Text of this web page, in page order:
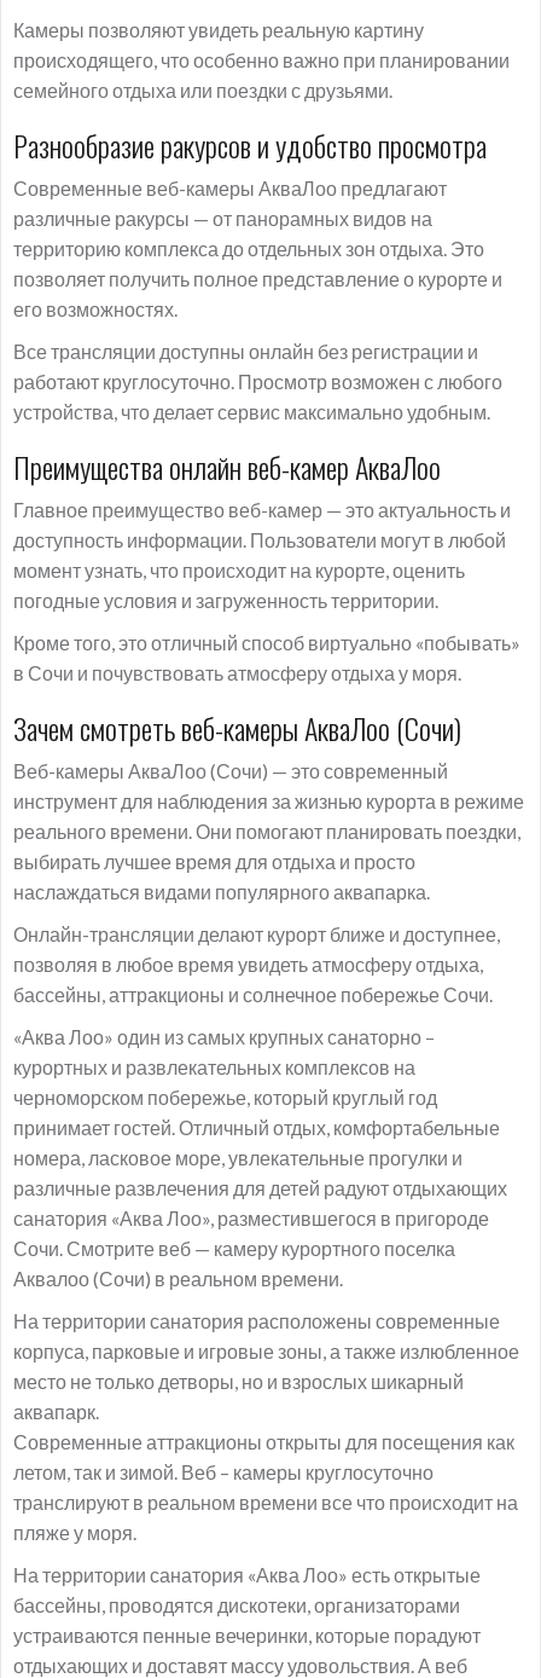
Камеры позволяют увидеть реальную картину
происходящего, что особенно важно при планировании
семейного отдыха или поездки с друзьями.
Разнообразие ракурсов и удобство просмотра
Современные веб-камеры АкваЛоо предлагают
различные ракурсы — от панорамных видов на
территорию комплекса до отдельных зон отдыха. Это
позволяет получить полное представление о курорте и
его возможностях.
Все трансляции доступны онлайн без регистрации и
работают круглосуточно. Просмотр возможен с любого
устройства, что делает сервис максимально удобным.
Преимущества онлайн веб-камер АкваЛоо
Главное преимущество веб-камер — это актуальность и
доступность информации. Пользователи могут в любой
момент узнать, что происходит на курорте, оценить
погодные условия и загруженность территории.
Кроме того, это отличный способ виртуально «побывать»
в Сочи и почувствовать атмосферу отдыха у моря.
Зачем смотреть веб-камеры АкваЛоо (Сочи)
Веб-камеры АкваЛоо (Сочи) — это современный
инструмент для наблюдения за жизнью курорта в режиме
реального времени. Они помогают планировать поездки,
выбирать лучшее время для отдыха и просто
наслаждаться видами популярного аквапарка.
Онлайн-трансляции делают курорт ближе и доступнее,
позволяя в любое время увидеть атмосферу отдыха,
бассейны, аттракционы и солнечное побережье Сочи.
«Аква Лоо» один из самых крупных санаторно –
курортных и развлекательных комплексов на
черноморском побережье, который круглый год
принимает гостей. Отличный отдых, комфортабельные
номера, ласковое море, увлекательные прогулки и
различные развлечения для детей радуют отдыхающих
санатория «Аква Лоо», разместившегося в пригороде
Сочи. Смотрите веб — камеру курортного поселка
Аквалоо (Сочи) в реальном времени.
На территории санатория расположены современные
корпуса, парковые и игровые зоны, а также излюбленное
место не только детворы, но и взрослых шикарный
аквапарк.
Современные аттракционы открыты для посещения как
летом, так и зимой. Веб – камеры круглосуточно
транслируют в реальном времени все что происходит на
пляже у моря.
На территории санатория «Аква Лоо» есть открытые
бассейны, проводятся дискотеки, организаторами
устраиваются пенные вечеринки, которые порадуют
отдыхающих и доставят массу удовольствия. А веб